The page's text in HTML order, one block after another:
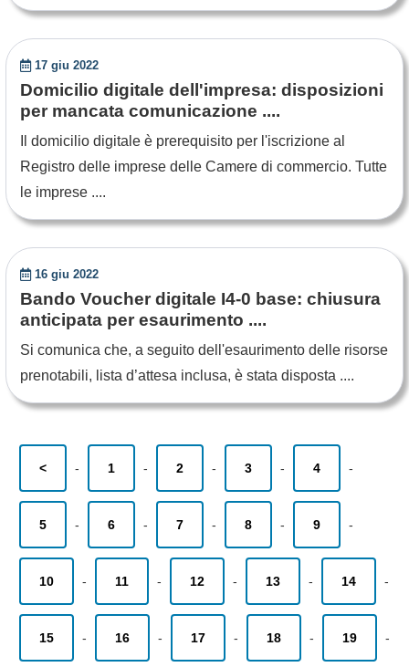
17 giu 2022
Domicilio digitale dell'impresa: disposizioni
per mancata comunicazione ....
Il domicilio digitale è prerequisito per l'iscrizione al
Registro delle imprese delle Camere di commercio. Tutte
le imprese ....
16 giu 2022
Bando Voucher digitale I4-0 base: chiusura
anticipata per esaurimento ....
Si comunica che, a seguito dell'esaurimento delle risorse
prenotabili, lista d’attesa inclusa, è stata disposta ....
< - 1 - 2 - 3 - 4 -
5 - 6 - 7 - 8 - 9 -
10 - 11 - 12 - 13 - 14 -
15 - 16 - 17 - 18 - 19 -